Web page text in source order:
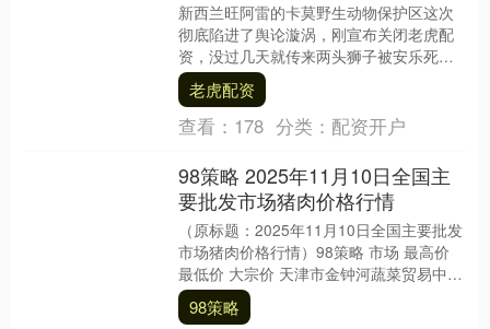
新西兰旺阿雷的卡莫野生动物保护区这次
彻底陷进了舆论漩涡，刚宣布关闭老虎配
资，没过几天就传来两头狮子被安乐死的
消息，剩下的五头还悬在半空中没个准
信。 作为一个平时....
老虎配资
查看： 178 分类： 配资开户
98策略 2025年11月10日全国主
要批发市场猪肉价格行情
（原标题：2025年11月10日全国主要批发
市场猪肉价格行情）98策略 市场 最高价
最低价 大宗价 天津市金钟河蔬菜贸易中心
19.00 19.00 19.0....
98策略